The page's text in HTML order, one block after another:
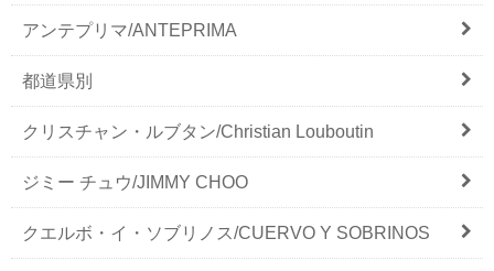
アンテプリマ/ANTEPRIMA
都道県別
クリスチャン・ルブタン/Christian Louboutin
ジミー チュウ/JIMMY CHOO
クエルボ・イ・ソブリノス/CUERVO Y SOBRINOS